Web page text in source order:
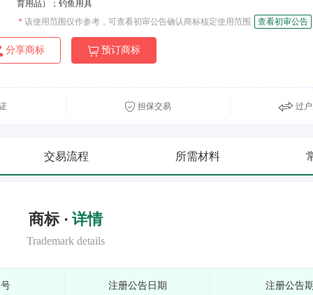
育用品）；钓鱼用具
* 该使用范围仅作参考，可查看初审公告确认商标核定使用范围 查看初审公告
分享商标 预订商标
担保交易 过
交易流程 所需材料
商标 · 详情
Trademark details
注册公告日期 注册公告